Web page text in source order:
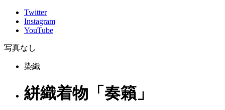
Twitter
Instagram
YouTube
写真なし
染織
絣織着物「奏籟」